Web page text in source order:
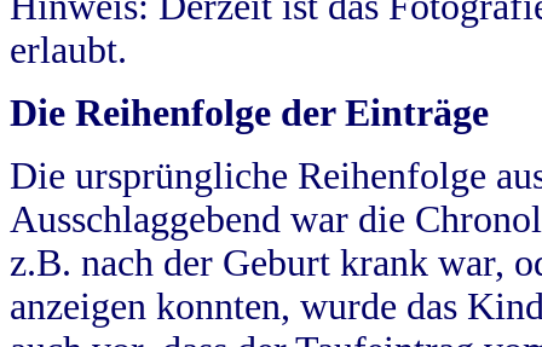
erlaubt.
Die Reihenfolge der Einträge
Die ursprüngliche Reihenfolge
Ausschlaggebend war die
z.B. nach der Geburt krank war,
anzeigen konnten, wurde das